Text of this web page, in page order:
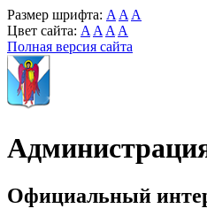
Размер шрифта: A A A
Цвет сайта: A A A A
Полная версия сайта
Официальный